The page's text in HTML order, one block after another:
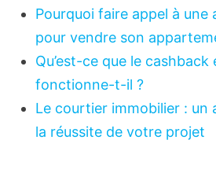
Pourquoi faire appel à une
pour vendre son
Qu’est-ce que le
fonctionne-t-il ?
Le courtier immobilier : un
la réussite de votre projet